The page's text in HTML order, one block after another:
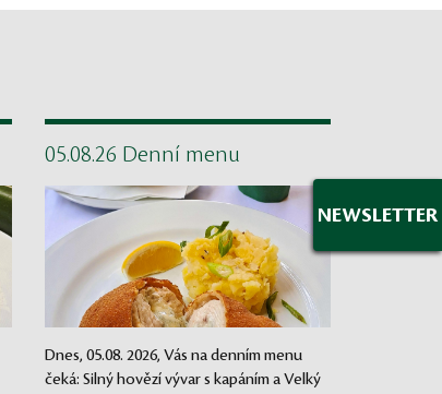
05.08.26 Denní menu
Dnes, 05.08. 2026, Vás na denním menu
čeká: Silný hovězí vývar s kapáním a Velký
NEWSLETTER